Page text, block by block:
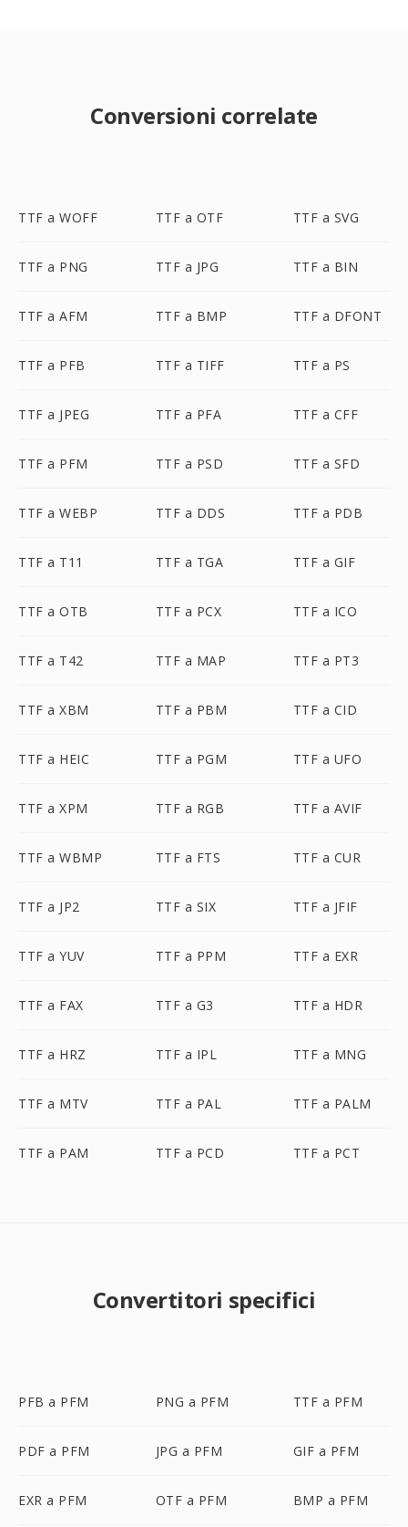
Conversioni correlate
TTF a WOFF TTF a OTF TTF a SVG
TTF a PNG TTF a JPG TTF a BIN
TTF a AFM TTF a BMP TTF a DFONT
TTF a PFB TTF a TIFF TTF a PS
TTF a JPEG TTF a PFA TTF a CFF
TTF a PFM TTF a PSD TTF a SFD
TTF a WEBP TTF a DDS TTF a PDB
TTF a T11 TTF a TGA TTF a GIF
TTF a OTB TTF a PCX TTF a ICO
TTF a T42 TTF a MAP TTF a PT3
TTF a XBM TTF a PBM TTF a CID
TTF a HEIC TTF a PGM TTF a UFO
TTF a XPM TTF a RGB TTF a AVIF
TTF a WBMP TTF a FTS TTF a CUR
TTF a JP2 TTF a SIX TTF a JFIF
TTF a YUV TTF a PPM TTF a EXR
TTF a FAX TTF a G3 TTF a HDR
TTF a HRZ TTF a IPL TTF a MNG
TTF a MTV TTF a PAL TTF a PALM
TTF a PAM TTF a PCD TTF a PCT
Convertitori specifici
PFB a PFM PNG a PFM TTF a PFM
PDF a PFM JPG a PFM GIF a PFM
EXR a PFM OTF a PFM BMP a PFM